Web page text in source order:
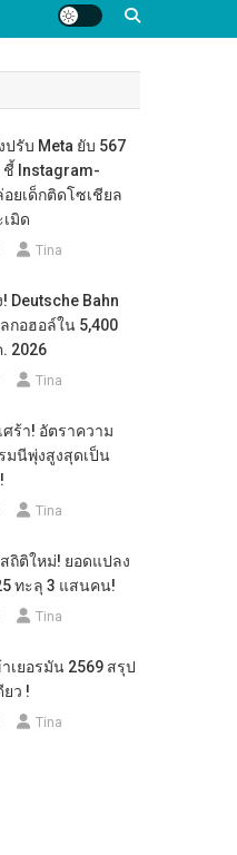
รับ Meta ยับ 567
Instagram-
ยเด็กติดโซเชียล
เมิด
Tina
Deutsche Bahn
กอฮอล์ใน 5,400
2026
Tina
ร้า! อัตราความ
มนีพุ่งสูงสุดเป็น
Tina
ถิติใหม่! ยอดแปลง
ทะลุ 3 แสนคน!
Tina
เยอรมัน 2569 สรุป
ว !
Tina